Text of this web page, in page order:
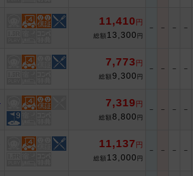
11,410 円
総額 13,300 円
－ － － －
7,773 円
総額 9,300 円
－ － － －
7,319 円
総額8,800 円
－ － － －
11,137 円
総額 13,000 円
－ － － －